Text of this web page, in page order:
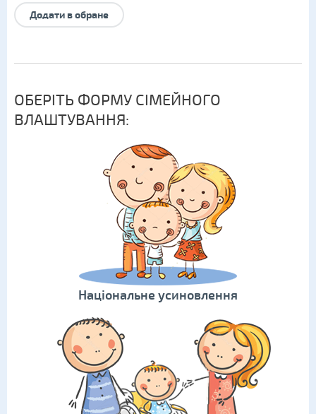
Додати в обране
ОБЕРІТЬ ФОРМУ СІМЕЙНОГО
ВЛАШТУВАННЯ:
Національне усиновлення